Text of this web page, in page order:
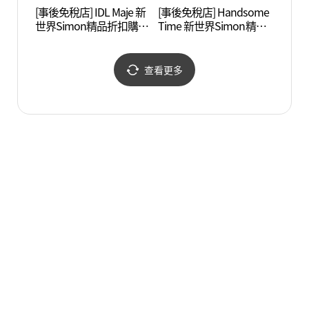
[事後免稅店] IDL Maje 新
世界Simon精品折扣購物
사이먼프리미엄아울렛
[事後免稅店] Handsome
Time 新世界Simon精品
임 신세계사이먼프리미
엄아울렛 부산점)
查看更多